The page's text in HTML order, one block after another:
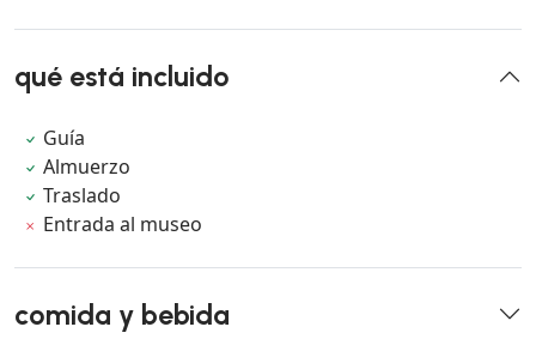
qué está incluido
Guía
Almuerzo
Traslado
Entrada al museo
comida y bebida